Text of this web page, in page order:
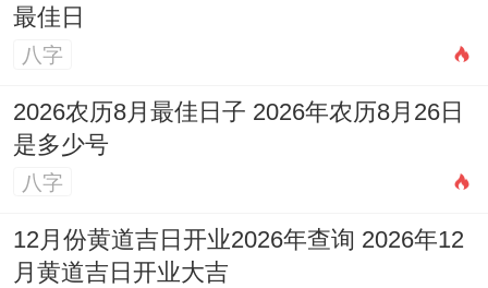
最佳日
八字
2026农历8月最佳日子 2026年农历8月26日
是多少号
八字
12月份黄道吉日开业2026年查询 2026年12
月黄道吉日开业大吉